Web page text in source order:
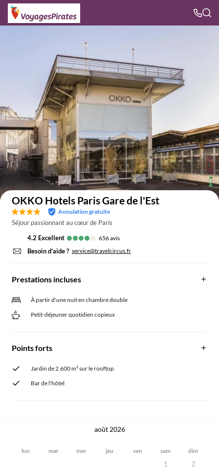
Voir sur la carte
OKKO Hotels Paris Gare de l'Est
Annulation gratuite
Séjour passionnant au cœur de Paris
4.2
excellent 656avis
Besoin d’aide ? service@travelcircus.fr
Prestations incluses
À partir d'une nuit en chambre double
Petit-déjeuner quotidien copieux
Points forts
Jardin de 2.600 m² sur le rooftop
Bar de l'hôtel
août 2026
lun mar mer jeu ven sam dim
1
2